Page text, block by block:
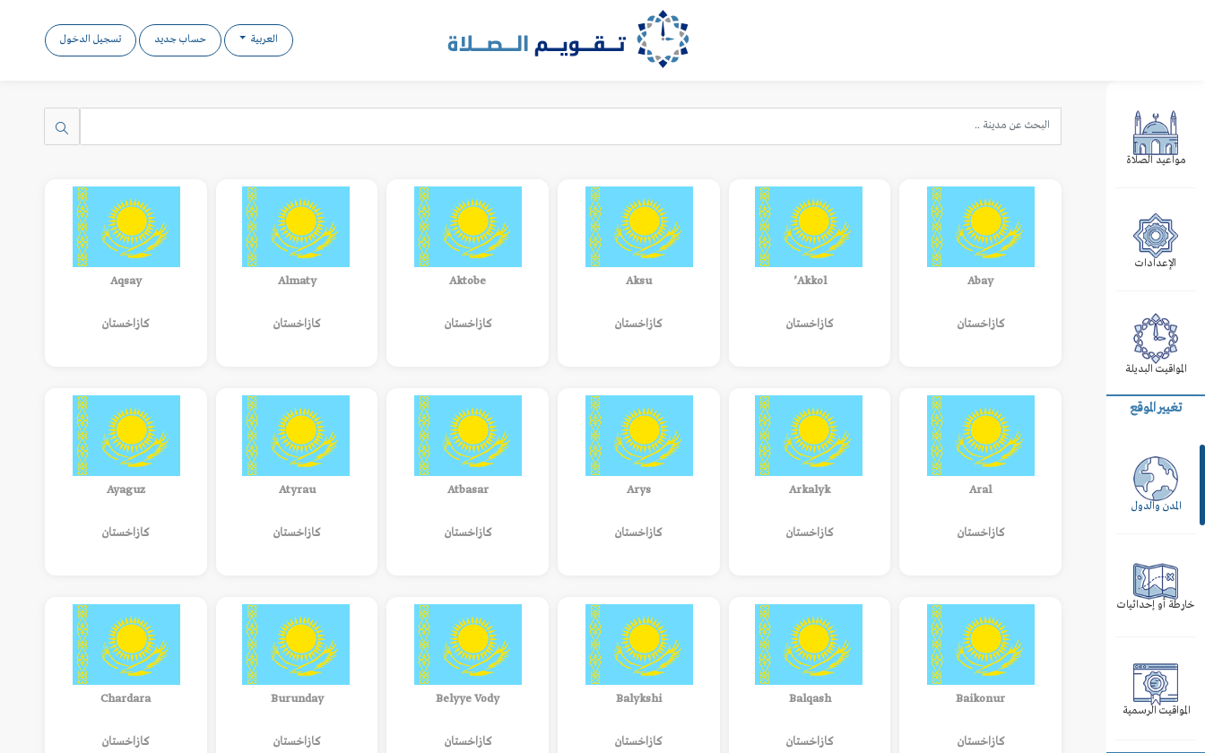
العربية حساب جديد تسجيل الدخول
مواعيد الصلاة
الإعدادات
المواقيت البديلة
تغيير الموقع
المدن والدول
خارطة أو إحداثيات
المواقيت الرسمية
Abay
كازاخستان
Akkol’
كازاخستان
Aksu
كازاخستان
Aktobe
كازاخستان
Almaty
كازاخستان
Aqsay
كازاخستان
Aral
كازاخستان
Arkalyk
كازاخستان
Arys
كازاخستان
Atbasar
كازاخستان
Atyrau
كازاخستان
Ayaguz
كازاخستان
Baikonur
كازاخستان
Balqash
كازاخستان
Balykshi
كازاخستان
Belyye Vody
كازاخستان
Burunday
كازاخستان
Chardara
كازاخستان